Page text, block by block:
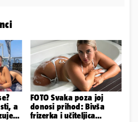
a
FOTO Svaka poza joj
donosi prihod: Bivša
frizerka i učiteljica